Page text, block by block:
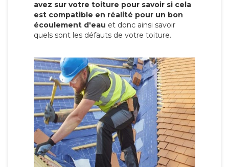
avez sur votre toiture pour savoir si cela
est compatible en réalité pour un bon
écoulement d'eau et donc ainsi savoir
quels sont les défauts de votre toiture.